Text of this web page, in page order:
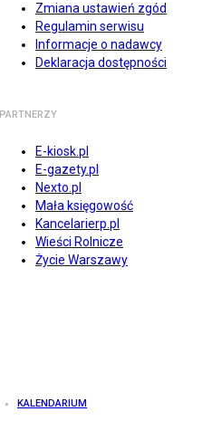
Zmiana ustawień zgód
Regulamin serwisu
Informacje o nadawcy
Deklaracja dostępności
PARTNERZY
E-kiosk.pl
E-gazety.pl
Nexto.pl
Mała księgowość
Kancelarierp.pl
Wieści Rolnicze
Życie Warszawy
KALENDARIUM